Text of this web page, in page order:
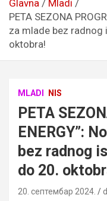
Glavna
Mladi
PETA SEZONA
za mlade bez radnog
oktobra!
MLADI NIS
PETA
ENERGY”:
bez radnog
do 20.
20. септембар 2024.